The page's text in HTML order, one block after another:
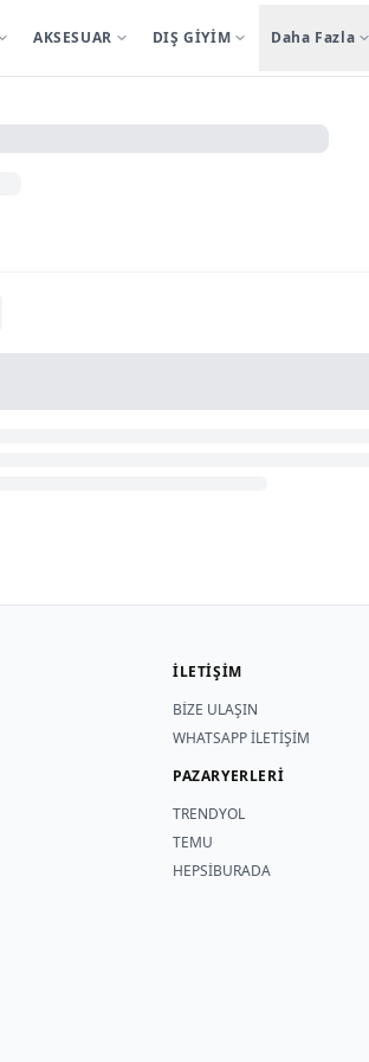
AKSESUAR DIŞ GİYİM Daha Fazla
İLETİŞİM
BİZE ULAŞIN
WHATSAPP İLETİŞİM
PAZARYERLERİ
TRENDYOL
TEMU
HEPSİBURADA